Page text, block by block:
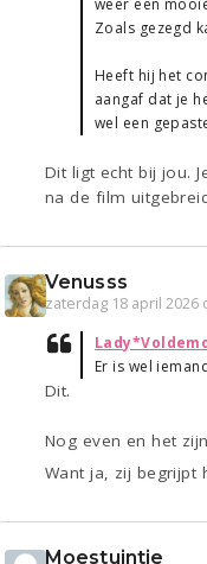
weer een
Zoals gezegd
Heeft hij het
aangaf dat je
wel een
Dit ligt echt bij jou.
na de film
Venusss
zaterdag 18 april 2026
Er is wel
Dit.
Nog even en het
Want ja, zij begrijpt
Moestuintje